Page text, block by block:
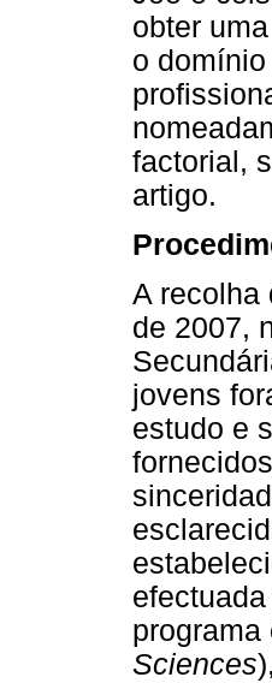
obter
o
factorial,
artigo.
A recolha
de 2007,
jovens
estudo e
Sciences